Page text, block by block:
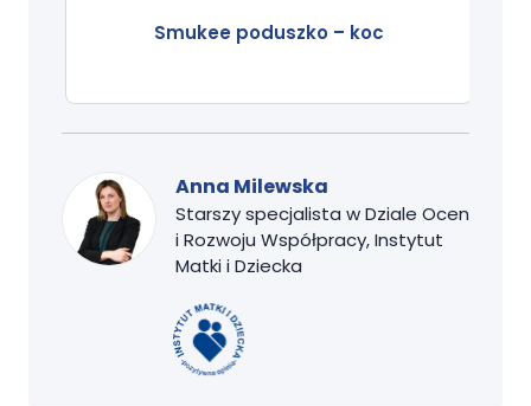
Smukee poduszko – koc
Anna Milewska
Starszy specjalista w Dziale Ocen
i Rozwoju Współpracy, Instytut
Matki i Dziecka